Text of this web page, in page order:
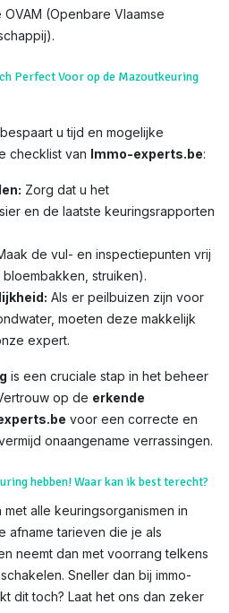
(Openbare Vlaamse
Perfect Voor op de Mazoutkeuring
u tijd en mogelijke
checklist van Immo-experts.be:
Zorg dat u het
en de laatste keuringsrapporten
de vul- en inspectiepunten vrij
struiken).
Als er peilbuizen zijn voor
moeten deze makkelijk
expert.
is een cruciale stap in het beheer
op de erkende
voor een correcte en
onaangename verrassingen.
hebben! Waar kan ik best terecht?
alle keuringsorganismen in
afname tarieven die je als
neemt dan met voorrang telkens
Sneller dan bij immo-
dit toch? Laat het ons dan zeker